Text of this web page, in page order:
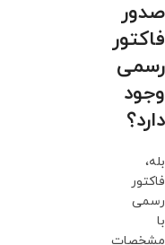
صدور
فاکتور
رسمی
وجود
دارد؟
بله،
فاکتور
رسمی
با
مشخصات